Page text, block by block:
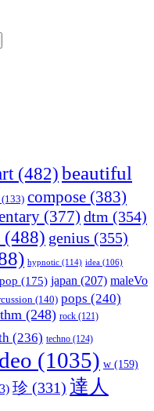
(482) beautiful
(133) compose (383)
(377) dtm (354)
(488) genius (355)
hypnotic (114) idea (106)
(175) japan (207) maleVo
(140) pops (240)
(248) rock (121)
(236) techno (124)
(1035) w (159)
珍 (331) 達人